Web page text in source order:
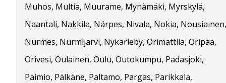
Muhos, Multia, Muurame, Mynämäki, Myrskylä,
Naantali, Nakkila, Närpes, Nivala, Nokia, Nousiainen,
Nurmes, Nurmijärvi, Nykarleby, Orimattila, Oripää,
Orivesi, Oulainen, Oulu, Outokumpu, Padasjoki,
Paimio, Pälkäne, Paltamo, Pargas, Parikkala,